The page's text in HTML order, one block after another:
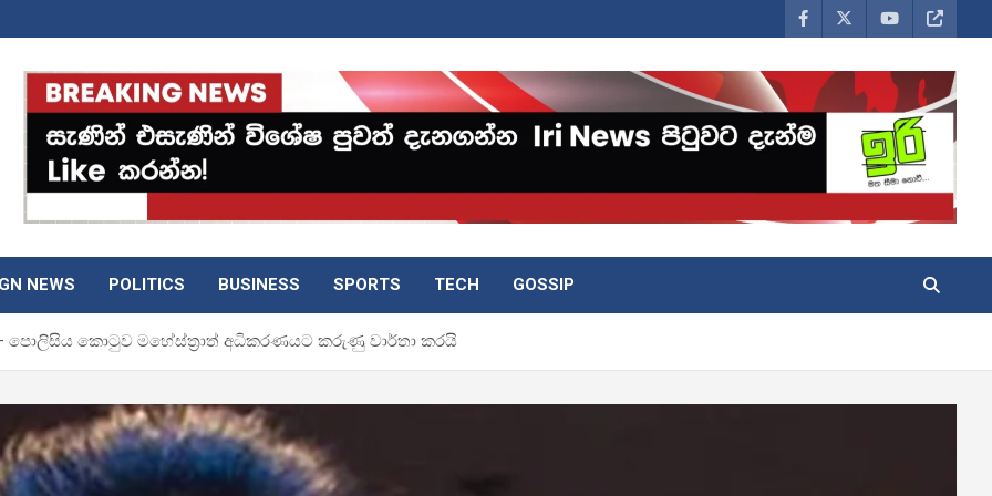
NEWS POLITICS BUSINESS SPORTS TECH GOSSIP
පොලිසිය කොටුව මහේස්ත්‍රාත් අධිකරණයට කරුණු වාර්තා කරයි